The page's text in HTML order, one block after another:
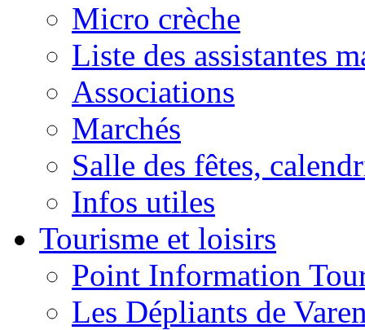
Micro crèche
Liste des assistantes
Associations
Marchés
Salle des fêtes,
Infos utiles
Tourisme et loisirs
Point Information
Les Dépliants de